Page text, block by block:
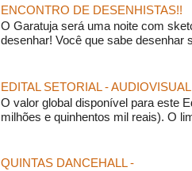
ENCONTRO DE DESENHISTAS!!
O Garatuja será uma noite com
desenhar! Você que sabe desenhar
EDITAL SETORIAL - AUDIOVISUAL
O valor global disponível para este
milhões e quinhentos mil reais). O
QUINTAS DANCEHALL -